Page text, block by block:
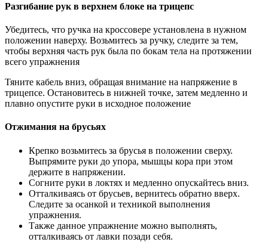
Разгибание рук в верхнем блоке на трицепс
Убедитесь, что ручка на кроссовере установлена в нужном
положении наверху. Возьмитесь за ручку, следите за тем,
чтобы верхняя часть рук была по бокам тела на протяжении
всего упражнения
Тяните кабель вниз, обращая внимание на напряжение в
трицепсе. Остановитесь в нижней точке, затем медленно и
плавно опустите руки в исходное положение
Отжимания на брусьях
Крепко возьмитесь за брусья в положении сверху.
Выпрямите руки до упора, мышцы кора при этом
держите в напряжении.
Согните руки в локтях и медленно опускайтесь вниз.
Отталкиваясь от брусьев, вернитесь обратно вверх.
Следите за осанкой и техникой выполнения
упражнения.
Также данное упражнение можно выполнять,
отталкиваясь от лавки позади себя.